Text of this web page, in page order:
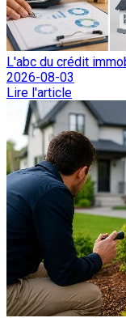
L'abc du crédit
2026-08-03
Lire l'article